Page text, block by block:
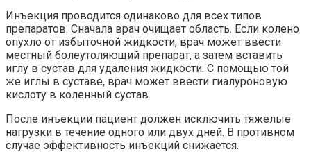
Инъекция проводится одинаково для всех типов
препаратов. Сначала врач очищает область. Если колено
опухло от избыточной жидкости, врач может ввести
местный болеутоляющий препарат, а затем вставить
иглу в сустав для удаления жидкости. С помощью той
же иглы в суставе, врач может ввести гиалуроновую
кислоту в коленный сустав.
После инъекции пациент должен исключить тяжелые
нагрузки в течение одного или двух дней. В противном
случае эффективность инъекций снижается.